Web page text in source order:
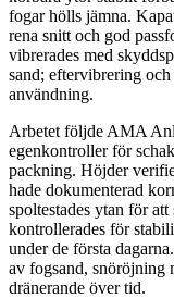
fogar hölls jämna.
rena snitt och god
vibrerades med
sand; eftervibrering
användning.
Arbetet följde AMA
egenkontroller för
packning. Höjder
hade dokumenterad
spoltestades ytan för
kontrollerades för
under de första
av fogsand, snöröjning
dränerande över tid.